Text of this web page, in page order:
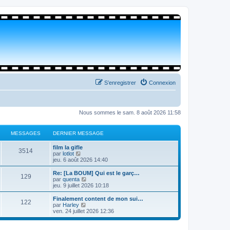
Connexion
S’enregistrer
Nous sommes le sam. 8 août 2026 11:58
MESSAGES DERNIER MESSAGE
3514
film la gifle
par lotlot
o
i
r
l
e
e
r
n
i
e
jeu. 6 août 2026 14:40
129
Re: [La BOUM] Qui est le garç…
par quenta
o
i
r
e
e
jeu. 9 juillet 2026 10:18
122
Finalement content de mon sui…
par Harley
o
i
ven. 24 juillet 2026 12:36